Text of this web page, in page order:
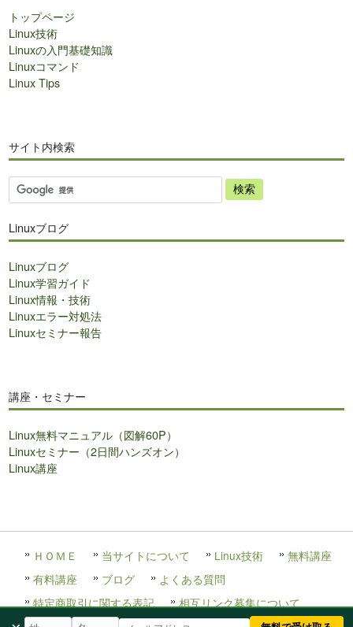
トップページ
Linux技術
Linuxの入門基礎知識
Linuxコマンド
Linux Tips
サイト内検索
サ
イ
内
索
Linuxブログ
Linuxブログ
Linux学習ガイド
Linux情報・技術
Linuxエラー対処法
Linuxセミナー報告
講座・セミナー
Linux無料マニュアル（図解60P）
Linuxセミナー（2日間ハンズオン）
Linux講座
ＨＯＭＥ 当サイトについて Linux技術
無料講座
有料講座
ブログ
よくある質問
特定商取引に関する表記
相互リンク募集について